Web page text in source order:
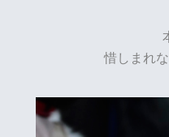
惜しまれ